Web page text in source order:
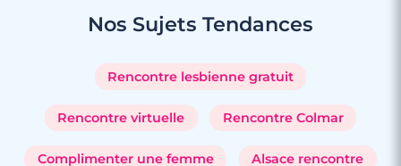
Nos Sujets Tendances
Rencontre lesbienne gratuit
Rencontre virtuelle Rencontre Colmar
Complimenter une femme Alsace rencontre